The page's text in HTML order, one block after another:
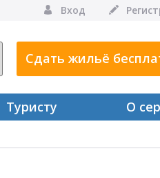
Вход
Сдать жильё
Туристу О